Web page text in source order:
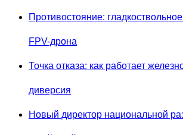
Противостояние:
FPV-дрона
Точка отказа: как работает
диверсия
Новый директор национальной